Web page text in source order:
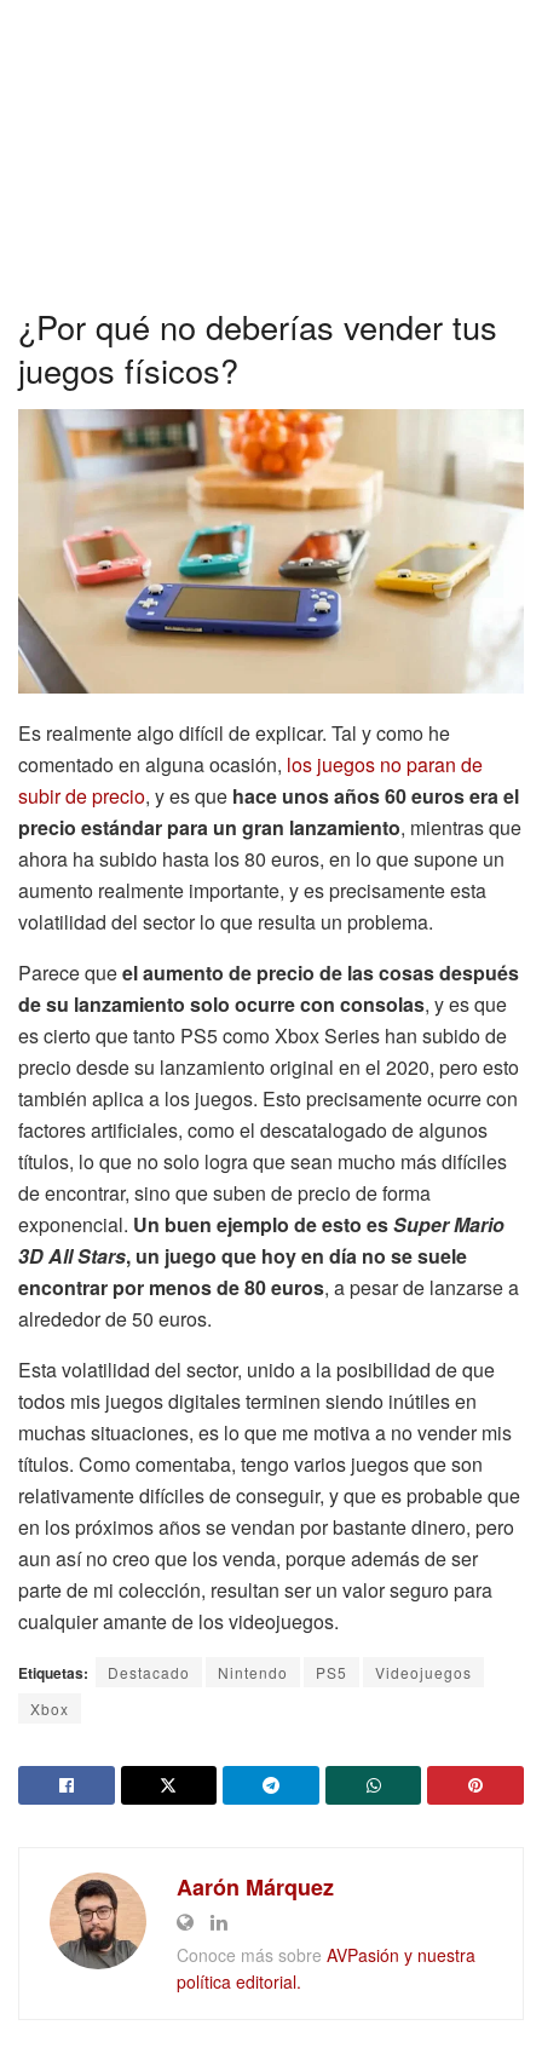
¿Por qué no deberías vender tus
juegos físicos?
Es realmente algo difícil de explicar. Tal y como he
comentado en alguna ocasión, los juegos no paran de
subir de precio, y es que hace unos años 60 euros era el
precio estándar para un gran lanzamiento, mientras que
ahora ha subido hasta los 80 euros, en lo que supone un
aumento realmente importante, y es precisamente esta
volatilidad del sector lo que resulta un problema.
Parece queel aumento de precio de las cosas después
de su lanzamiento solo ocurre con consolas, y es que
es cierto que tanto PS5 como Xbox Series han subido de
precio desde su lanzamiento original en el 2020, pero esto
también aplica a los juegos. Esto precisamente ocurre con
factores artificiales, como el descatalogado de algunos
títulos, lo que no solo logra que sean mucho más difíciles
de encontrar, sino que suben de precio de forma
exponencial. Un buen ejemplo de esto esSuper Mario
3D All Stars, un juego que hoy en día no se suele
encontrar por menos de 80 euros, a pesar de lanzarse a
alrededor de 50 euros.
Esta volatilidad del sector, unido a la posibilidad de que
todos mis juegos digitales terminen siendo inútiles en
muchas situaciones, es lo que me motiva a no vender mis
títulos. Como comentaba, tengo varios juegos que son
relativamente difíciles de conseguir, y que es probable que
en los próximos años se vendan por bastante dinero, pero
aun así no creo que los venda, porque además de ser
parte de mi colección, resultan ser un valor seguro para
cualquier amante de los videojuegos.
Etiquetas: Destacado Nintendo PS5
Videojuegos
Xbox
Aarón Márquez
Conoce más sobre AVPasión y nuestra
política editorial.